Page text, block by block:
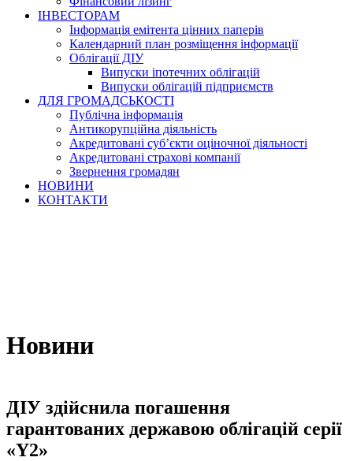
ІНВЕСТОРАМ
Інформація емітента цінних паперів
Календарний план розміщення інформації
Облігації ДІУ
Випуски іпотечних облігацій
Випуски облігацій підприємств
ДЛЯ ГРОМАДСЬКОСТІ
Публічна інформація
Антикорупційна діяльність
Акредитовані суб’єкти оціночної діяльності
Акредитовані страхові компанії
Звернення громадян
НОВИНИ
КОНТАКТИ
Новини
ДІУ здійснила погашення
гарантованих державою облігацій серії
«Y2»